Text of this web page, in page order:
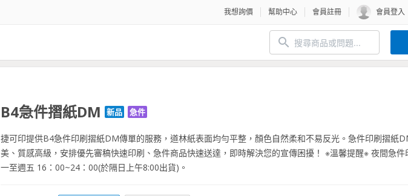
我想詢價 幫助中心 會員註冊 會員登入
B4急件摺紙DM 新品 急件
捷可印提供B4急件印刷摺紙DM傳單的服務，道林紙表面均勻平整，顏色自然柔和不易反光。急件印刷摺紙
美、質感高級，安排優先審稿快速印刷、急件商品快速送達，即時解決您的宣傳困擾！ ※溫馨提醒※ 夜間急件
一至週五 16：00~24：00(於隔日上午8:00出貨)。